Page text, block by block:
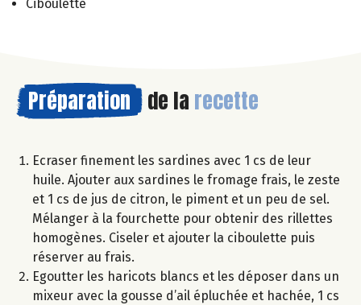
Ciboulette
Préparation de la recette
Ecraser finement les sardines avec 1 cs de leur
huile. Ajouter aux sardines le fromage frais, le zeste
et 1 cs de jus de citron, le piment et un peu de sel.
Mélanger à la fourchette pour obtenir des rillettes
homogènes. Ciseler et ajouter la ciboulette puis
réserver au frais.
Egoutter les haricots blancs et les déposer dans un
mixeur avec la gousse d’ail épluchée et hachée, 1 cs